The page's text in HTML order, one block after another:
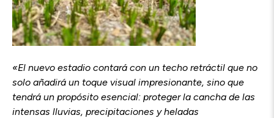
«El nuevo estadio contará con un techo retráctil que no
solo añadirá un toque visual impresionante, sino que
tendrá un propósito esencial: proteger la cancha de las
intensas lluvias, precipitaciones y heladas